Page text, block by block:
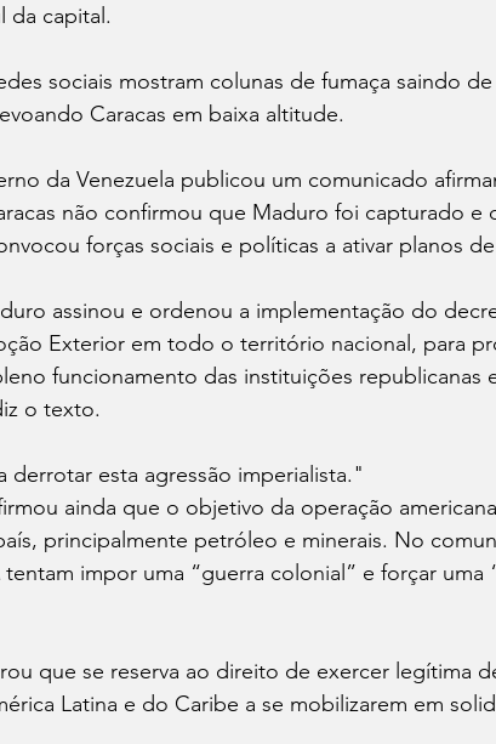
da capital.
sociais mostram colunas de fumaça saindo
Caracas em baixa altitude.
da Venezuela publicou um comunicado
não confirmou que Maduro foi capturado
forças sociais e políticas a ativar planos
assinou e ordenou a implementação do
Exterior em todo o território nacional, para
funcionamento das instituições republicanas
o texto.
derrotar esta agressão imperialista."
ainda que o objetivo da operação
principalmente petróleo e minerais. No
tentam impor uma “guerra colonial” e forçar
que se reserva ao direito de exercer legítima
Latina e do Caribe a se mobilizarem em